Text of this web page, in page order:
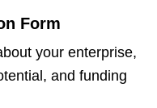
Form
your enterprise,
and funding